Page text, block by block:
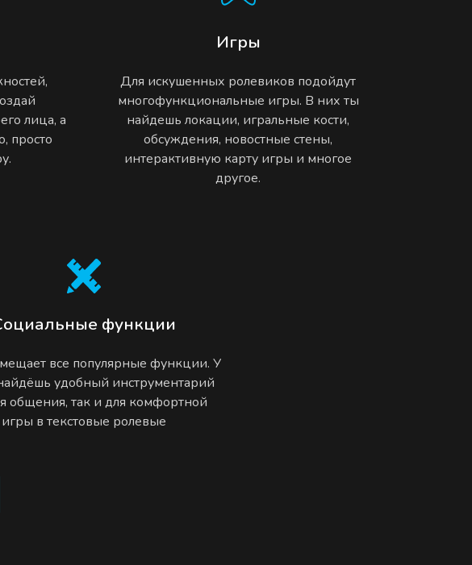
лица, а
просто
Игры
Для искушенных ролевиков подойдут
многофункциональные игры. В них ты
найдешь локации, игральные кости,
обсуждения, новостные стены,
интерактивную карту игры и многое
другое.
функции
все популярные функции. У
удобный инструментарий
общения, так и для комфортной
игры в текстовые ролевые